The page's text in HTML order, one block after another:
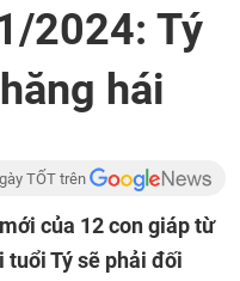
2024: Tý
hái
TỐT trên
của 12 con giáp từ
Tý sẽ phải đối